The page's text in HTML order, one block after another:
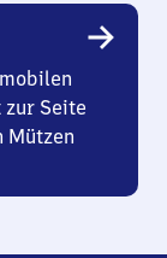
Seite
Mützen